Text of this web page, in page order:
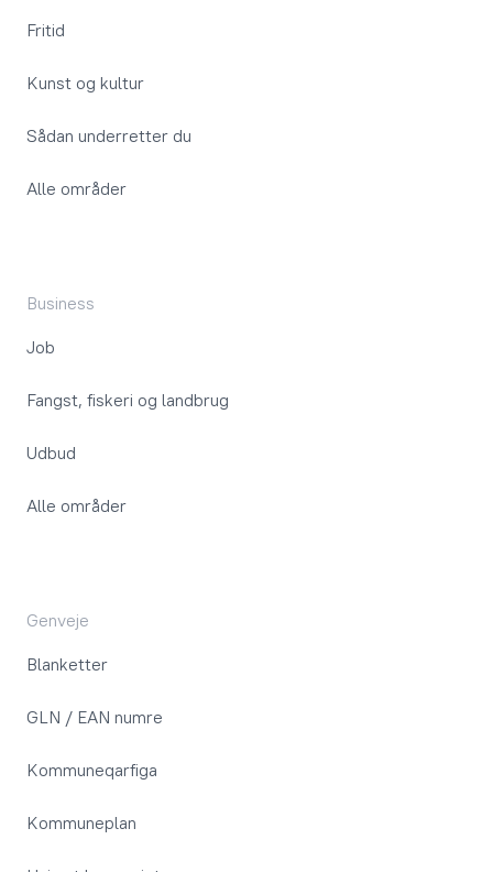
Fritid
Kunst og kultur
Sådan underretter du
Alle områder
Business
Job
Fangst, fiskeri og landbrug
Udbud
Alle områder
Genveje
Blanketter
GLN / EAN numre
Kommuneqarfiga
Kommuneplan